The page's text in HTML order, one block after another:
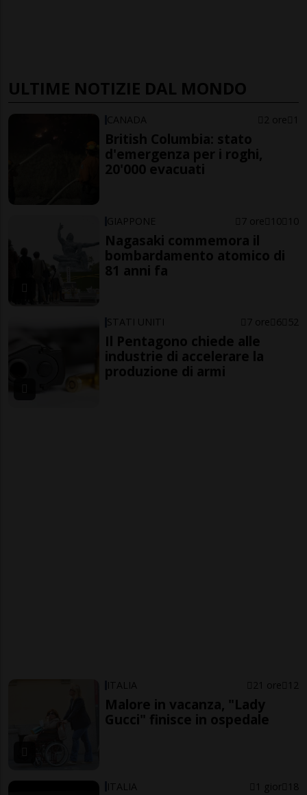
ULTIME NOTIZIE DAL MONDO
CANADA 2 ore 1
British Columbia: stato
d'emergenza per i roghi,
20'000 evacuati
GIAPPONE 7 ore 10 10
Nagasaki commemora il
bombardamento atomico di
81 anni fa
STATI UNITI 7 ore 6 52
Il Pentagono chiede alle
industrie di accelerare la
produzione di armi
ITALIA 21 ore 12
Malore in vacanza, "Lady
Gucci" finisce in ospedale
ITALIA 1 gior 18